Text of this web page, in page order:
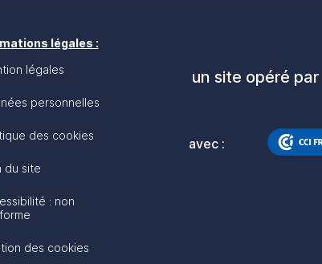
légales :
légales
personnelles
des cookies
du site
: non
des cookies
un site opéré par
avec :